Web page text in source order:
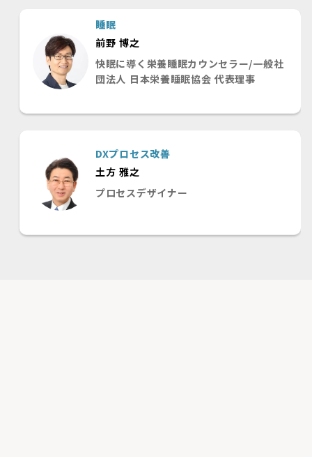
睡眠
前野 博之
快眠に導く栄養睡眠カウンセラー/一般社
団法人 日本栄養睡眠協会 代表理事
DXプロセス改善
土方 雅之
プロセスデザイナー